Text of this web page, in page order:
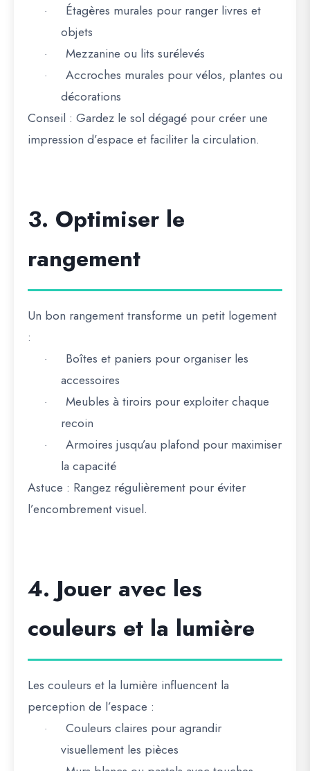
·
Étagères murales pour ranger livres et
objets
· Mezzanine ou lits surélevés
·
Accroches murales pour vélos, plantes ou
décorations
Conseil : Gardez le sol dégagé pour créer une
impression d’espace et faciliter la circulation.
3. Optimiser le
rangement
Un bon rangement transforme un petit logement
:
·
Boîtes et paniers pour organiser les
accessoires
·
Meubles à tiroirs pour exploiter chaque
recoin
·
Armoires jusqu’au plafond pour maximiser
la capacité
Astuce : Rangez régulièrement pour éviter
l’encombrement visuel.
4. Jouer avec les
couleurs et la lumière
Les couleurs et la lumière influencent la
perception de l’espace :
·
Couleurs claires pour agrandir
visuellement les pièces